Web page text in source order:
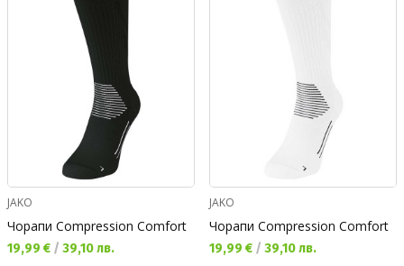
JAKO
Чорапи Compression Comfort
Текуща цена:
19,99 € / 39,10 лв.
JAKO
Чорапи Compression Comfort
Текуща цена:
19,99 € / 39,10 лв.